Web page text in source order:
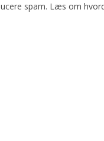
spam. Læs om